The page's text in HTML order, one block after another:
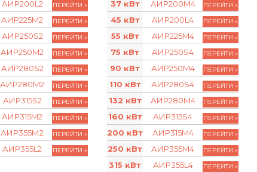
ПЕРЕЙТИ »
АИР200L2
ПЕРЕЙТИ »
АИР225M2
ПЕРЕЙТИ »
АИР250S2
ПЕРЕЙТИ »
АИР250M2
ПЕРЕЙТИ »
АИР280S2
ПЕРЕЙТИ »
АИР280M2
ПЕРЕЙТИ »
АИР315S2
ПЕРЕЙТИ »
АИР315M2
ПЕРЕЙТИ »
АИР355М2
ПЕРЕЙТИ »
АИР355L2
37 кВт
ПЕРЕЙТИ »
АИР200M4
45 кВт
ПЕРЕЙТИ »
АИР200L4
55 кВт
ПЕРЕЙТИ »
АИР225M4
75 кВт
ПЕРЕЙТИ »
АИР250S4
90 кВт
ПЕРЕЙТИ »
АИР250M4
110 кВт
ПЕРЕЙТИ »
АИР280S4
132 кВт
ПЕРЕЙТИ »
АИР280M4
160 кВт
ПЕРЕЙТИ »
АИР315S4
200 кВт
ПЕРЕЙТИ »
АИР315M4
250 кВт
ПЕРЕЙТИ »
АИР355M4
315 кВт
ПЕРЕЙТИ »
АИР355L4